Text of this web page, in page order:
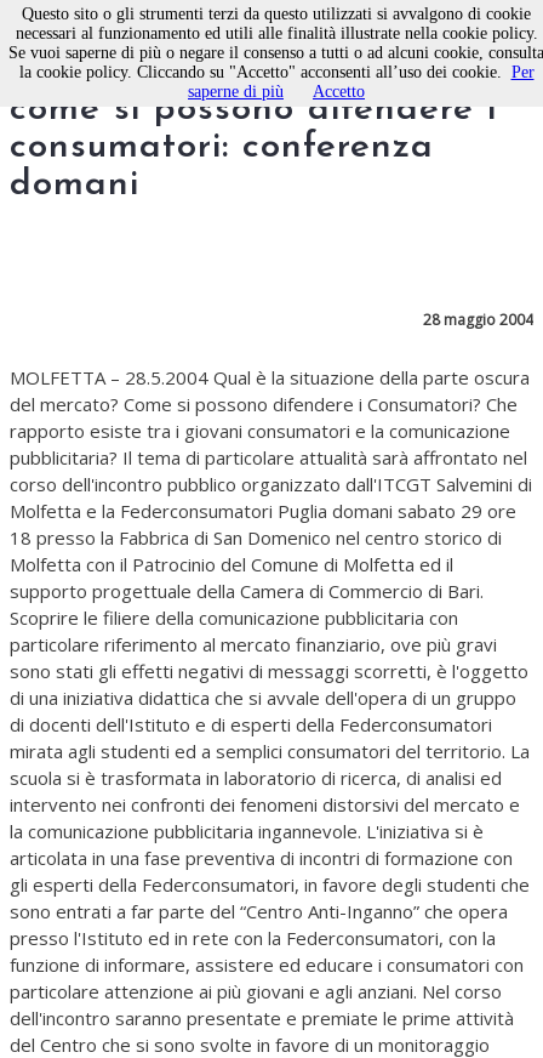
“Il mercato dell'inganno”,
come si possono difendere i
consumatori: conferenza
domani
28 maggio 2004
MOLFETTA – 28.5.2004 Qual è la situazione della parte oscura
del mercato? Come si possono difendere i Consumatori? Che
rapporto esiste tra i giovani consumatori e la comunicazione
pubblicitaria? Il tema di particolare attualità sarà affrontato nel
corso dell'incontro pubblico organizzato dall'ITCGT Salvemini di
Molfetta e la Federconsumatori Puglia domani sabato 29 ore
18 presso la Fabbrica di San Domenico nel centro storico di
Molfetta con il Patrocinio del Comune di Molfetta ed il
supporto progettuale della Camera di Commercio di Bari.
Scoprire le filiere della comunicazione pubblicitaria con
particolare riferimento al mercato finanziario, ove più gravi
sono stati gli effetti negativi di messaggi scorretti, è l'oggetto
di una iniziativa didattica che si avvale dell'opera di un gruppo
di docenti dell'Istituto e di esperti della Federconsumatori
mirata agli studenti ed a semplici consumatori del territorio. La
scuola si è trasformata in laboratorio di ricerca, di analisi ed
intervento nei confronti dei fenomeni distorsivi del mercato e
la comunicazione pubblicitaria ingannevole. L'iniziativa si è
articolata in una fase preventiva di incontri di formazione con
gli esperti della Federconsumatori, in favore degli studenti che
sono entrati a far parte del “Centro Anti-Inganno” che opera
presso l'Istituto ed in rete con la Federconsumatori, con la
funzione di informare, assistere ed educare i consumatori con
particolare attenzione ai più giovani e agli anziani. Nel corso
dell'incontro saranno presentate e premiate le prime attività
del Centro che si sono svolte in favore di un monitoraggio
Questo sito o gli strumenti terzi da questo utilizzati si avvalgono di cookie
necessari al funzionamento ed utili alle finalità illustrate nella cookie policy.
Se vuoi saperne di più o negare il consenso a tutti o ad alcuni cookie, consulta
la cookie policy. Cliccando su "Accetto" acconsenti all’uso dei cookie. Per
saperne di più
Accetto